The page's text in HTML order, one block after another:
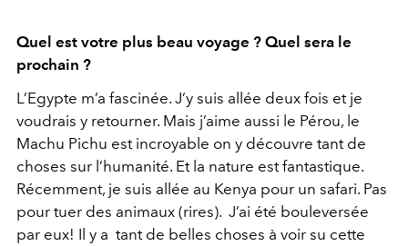
Quel est votre plus beau voyage ? Quel sera le
prochain ?
L’Egypte m’a fascinée. J’y suis allée deux fois et je
voudrais y retourner. Mais j’aime aussi le Pérou, le
Machu Pichu est incroyable on y découvre tant de
choses sur l’humanité. Et la nature est fantastique.
Récemment, je suis allée au Kenya pour un safari. Pas
pour tuer des animaux (rires). J’ai été bouleversée
par eux! Il y a tant de belles choses à voir su cette